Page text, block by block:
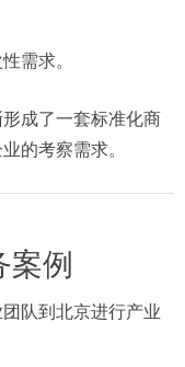
需求。
成了一套标准化商
的考察需求。
例
队到北京进行产业